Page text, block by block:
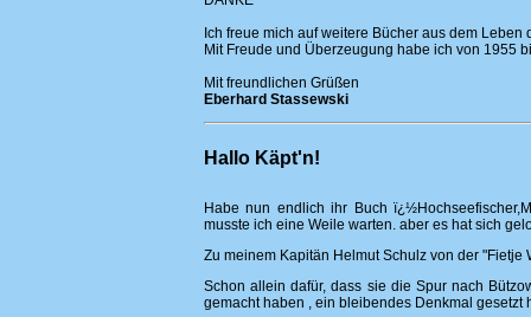
Ich freue mich auf weitere Bücher aus dem
Mit Freude und Überzeugung habe ich von 1955
Mit freundlichen Grüßen
Eberhard Stassewski
Hallo Käpt'n!
Habe nun endlich ihr Buch
musste ich eine Weile warten. aber es hat sich
Zu meinem Kapitän Helmut Schulz von der
Schon allein dafür, dass sie die Spur nach
gemacht haben , ein bleibendes Denkmal